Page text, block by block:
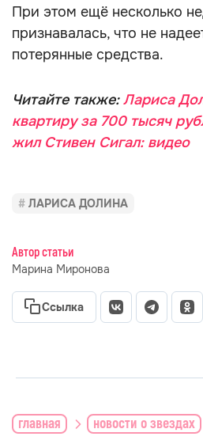
При этом ещё несколько
признавалась, что не
потерянные средства.
Читайте также:Лариса
квартиру за 700 тысяч
жил Стивен Сигал: видео
ЛАРИСА ДОЛИНА
Автор статьи
Марина Миронова
Ссылка
главная новости о звездах